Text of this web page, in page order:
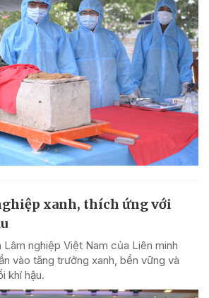
xanh, thích ứng với
nghiệp Việt Nam của Liên minh
vào tăng trưởng xanh, bền vững và
khí hậu.